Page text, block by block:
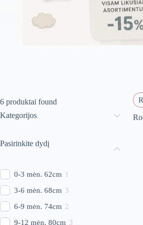
6 produktai found
Kategorijos
Pasirinkite dydį
0-3 mėn. 62cm 1
3-6 mėn. 68cm 3
6-9 mėn. 74cm 2
9-12 mėn. 80cm 3